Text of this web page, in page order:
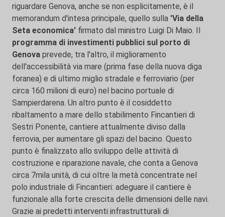
riguardare Genova, anche se non esplicitamente, è il
memorandum d'intesa principale, quello sulla 'Via della
Seta economica' firmato dal ministro Luigi Di Maio. Il
programma di investimenti pubblici sul porto di
Genova prevede, tra l'altro, il miglioramento
dell'accessibilità via mare (prima fase della nuova diga
foranea) e di ultimo miglio stradale e ferroviario (per
circa 160 milioni di euro) nel bacino portuale di
Sampierdarena. Un altro punto è il cosiddetto
ribaltamento a mare dello stabilimento Fincantieri di
Sestri Ponente, cantiere attualmente diviso dalla
ferrovia, per aumentare gli spazi del bacino. Questo
punto è finalizzato allo sviluppo delle attività di
costruzione e riparazione navale, che conta a Genova
circa 7mila unità, di cui oltre la metà concentrate nel
polo industriale di Fincantieri: adeguare il cantiere è
funzionale alla forte crescita delle dimensioni delle navi.
Grazie ai predetti interventi infrastrutturali di